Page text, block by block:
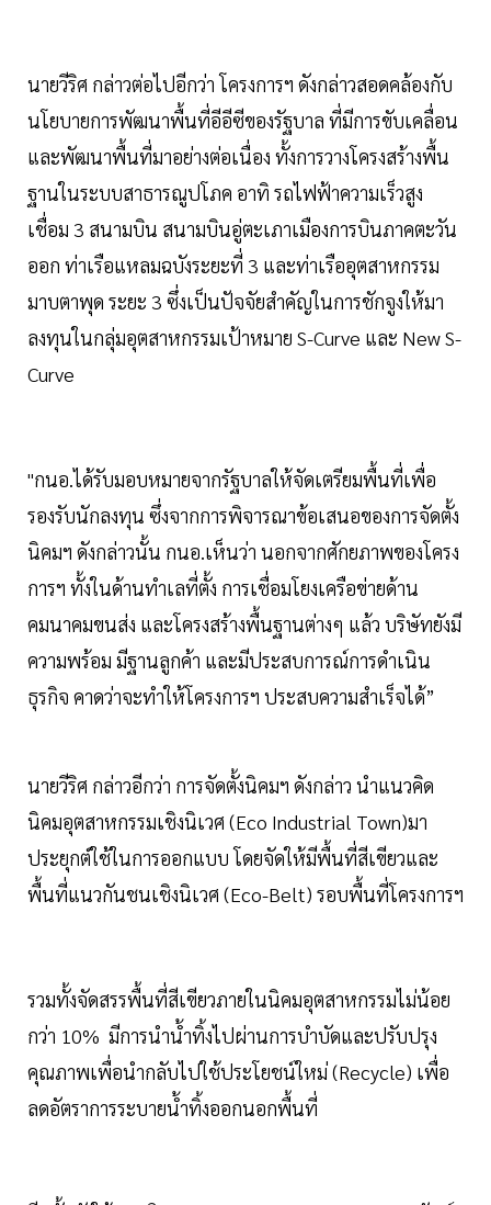
นายวีริศ กล่าวต่อไปอีกว่า โครงการฯ ดังกล่าวสอดคล้องกับ
นโยบายการพัฒนาพื้นที่อีอีซีของรัฐบาล ที่มีการขับเคลื่อน
และพัฒนาพื้นที่มาอย่างต่อเนื่อง ทั้งการวางโครงสร้างพื้น
ฐานในระบบสาธารณูปโภค อาทิ รถไฟฟ้าความเร็วสูง
เชื่อม 3 สนามบิน สนามบินอู่ตะเภาเมืองการบินภาคตะวัน
ออก ท่าเรือแหลมฉบังระยะที่ 3 และท่าเรืออุตสาหกรรม
มาบตาพุด ระยะ 3 ซึ่งเป็นปัจจัยสำคัญในการชักจูงให้มา
ลงทุนในกลุ่มอุตสาหกรรมเป้าหมาย S-Curve และ New S-
Curve
"กนอ.ได้รับมอบหมายจากรัฐบาลให้จัดเตรียมพื้นที่เพื่อ
รองรับนักลงทุน ซึ่งจากการพิจารณาข้อเสนอของการจัดตั้ง
นิคมฯ ดังกล่าวนั้น กนอ.เห็นว่า นอกจากศักยภาพของโครง
การฯ ทั้งในด้านทำเลที่ตั้ง การเชื่อมโยงเครือข่ายด้าน
คมนาคมขนส่ง และโครงสร้างพื้นฐานต่างๆ แล้ว บริษัทยังมี
ความพร้อม มีฐานลูกค้า และมีประสบการณ์การดำเนิน
ธุรกิจ คาดว่าจะทำให้โครงการฯ ประสบความสำเร็จได้”
นายวีริศ กล่าวอีกว่า การจัดตั้งนิคมฯ ดังกล่าว นำแนวคิด
นิคมอุตสาหกรรมเชิงนิเวศ (Eco Industrial Town)มา
ประยุกต์ใช้ในการออกแบบ โดยจัดให้มีพื้นที่สีเขียวและ
พื้นที่แนวกันชนเชิงนิเวศ (Eco-Belt) รอบพื้นที่โครงการฯ
รวมทั้งจัดสรรพื้นที่สีเขียวภายในนิคมอุตสาหกรรมไม่น้อย
กว่า 10% มีการนำน้ำทิ้งไปผ่านการบำบัดและปรับปรุง
คุณภาพเพื่อนำกลับไปใช้ประโยชน์ใหม่ (Recycle) เพื่อ
ลดอัตราการระบายน้ำทิ้งออกนอกพื้นที่